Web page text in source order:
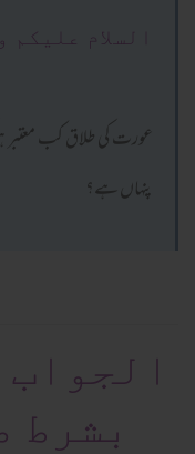
السلام
عورت کی طلاق کب معتبر
پنہاں ہے؟
بشرط